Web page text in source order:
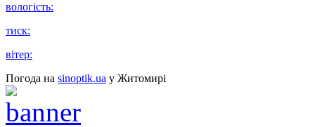
вологість:
тиск:
вітер:
Погода на sinoptik.ua у Житомирі